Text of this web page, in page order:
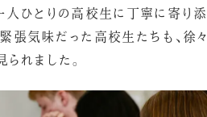
人ひとりの高校生に丁寧に寄り添
張気味だった高校生たちも、徐々
れました。